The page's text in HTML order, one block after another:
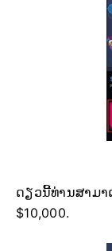
ດຽວນີ້ທ່ານສາມ
$10,000.